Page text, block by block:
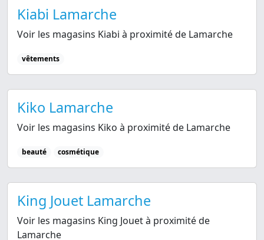
Kiabi Lamarche
Voir les magasins Kiabi à proximité de Lamarche
vêtements
Kiko Lamarche
Voir les magasins Kiko à proximité de Lamarche
beauté cosmétique
King Jouet Lamarche
Voir les magasins King Jouet à proximité de
Lamarche